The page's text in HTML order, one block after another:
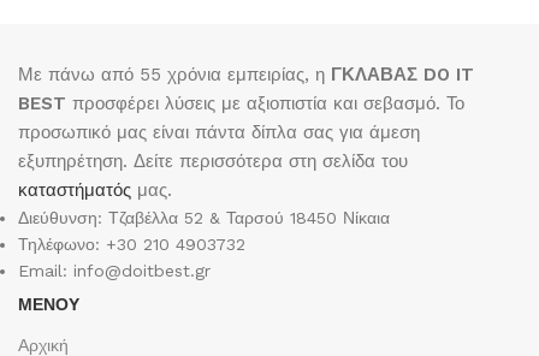
Με πάνω από 55 χρόνια εμπειρίας, η ΓΚΛΑΒΑΣ DO IT
BEST προσφέρει λύσεις με αξιοπιστία και σεβασμό. Το
προσωπικό μας είναι πάντα δίπλα σας για άμεση
εξυπηρέτηση. Δείτε περισσότερα στη σελίδα του
καταστήματός μας.
Διεύθυνση: Τζαβέλλα 52 & Ταρσού 18450 Νίκαια
Τηλέφωνο: +30 210 4903732
Email: info@doitbest.gr
ΜΕΝΟΥ
Αρχική